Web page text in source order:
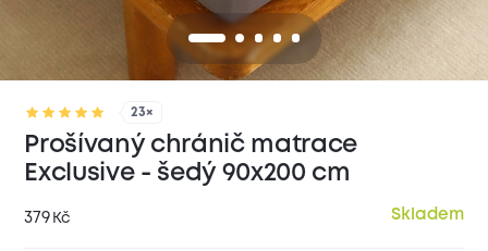
23×
Prošívaný chránič matrace
Exclusive - šedý 90x200 cm
379 Kč Skladem